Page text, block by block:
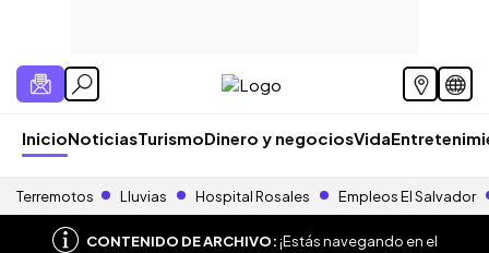
InicioNoticiasTurismoDinero y negociosVida
Terremotos Lluvias Hospital Rosales Empleos El Salvador
CONTENIDO DE ARCHIVO:¡Estás navegando en el